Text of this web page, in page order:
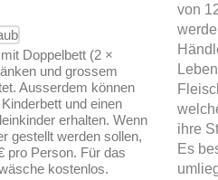
Doppelbett (2 ×
und grossem
Ausserdem können
und einen
erhalten. Wenn
gestellt werden sollen,
pro Person. Für das
kostenlos.
von
ihre
Es